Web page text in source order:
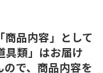
品内容」として
具類」はお届け
で、商品内容を